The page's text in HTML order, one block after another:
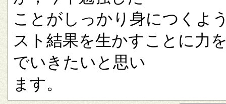
ことがしっかり身につくよ
スト結果を生かすことに力
でいきたいと思い
ます。